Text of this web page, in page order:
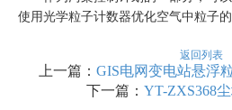
使用光学粒子计数器优化空气中粒子的
返回列表
上一篇：GIS电网变电站悬浮
下一篇： YT-ZXS368